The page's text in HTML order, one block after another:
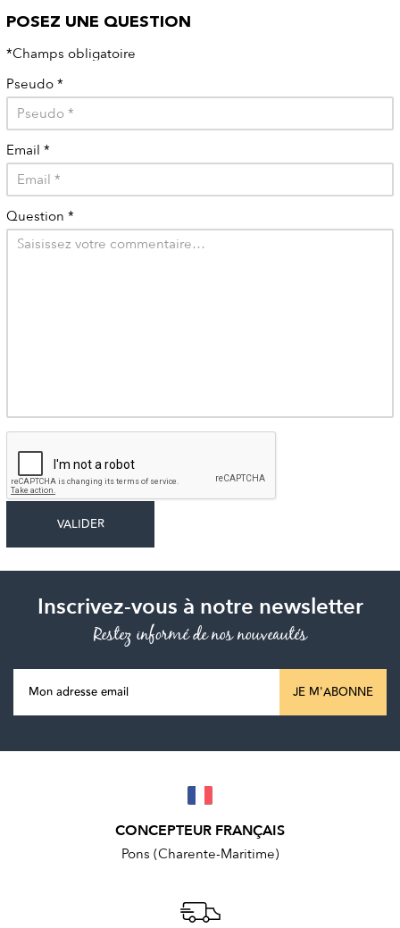
POSEZ UNE QUESTION
*Champs obligatoire
Pseudo *
Email *
Question *
Inscrivez-vous à notre newsletter
Restez informé de nos nouveautés
JE M'ABONNE
CONCEPTEUR FRANÇAIS
Pons (Charente-Maritime)